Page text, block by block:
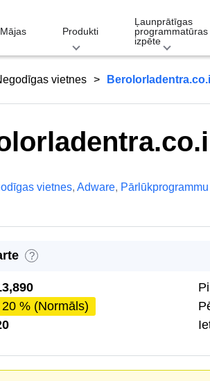
Mājas Produkti
Ļaunprātīgas
programmatūras
izpēte
vietnes
vietnes, Adware, Pārlūkprogrammu
?
20 % (Normāls)